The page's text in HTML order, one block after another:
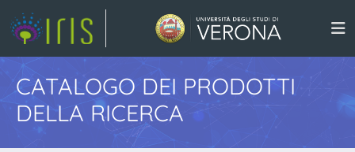
CATALOGO DEI PRODOTTI
DELLA RICERCA